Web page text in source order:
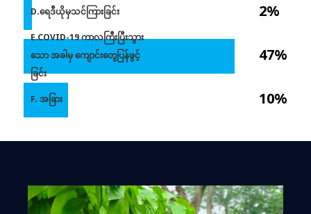
2%
47%
10%
D.ရေဒီယိုမှသင်ကြားခြင်း
E.COVID-19 ကာလကြီးပြီးသွား
သော အခါမှ ကျောင်းတွေပြန်ဖွင့်
ခြင်း
F. အခြား